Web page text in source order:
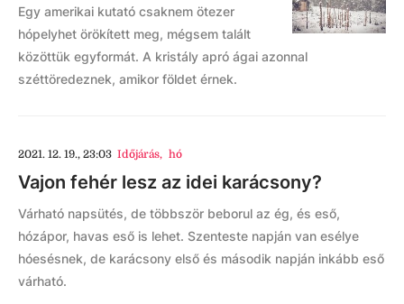
Egy amerikai kutató csaknem ötezer
hópelyhet örökített meg, mégsem talált
közöttük egyformát. A kristály apró ágai azonnal
széttöredeznek, amikor földet érnek.
2021. 12. 19., 23:03 Időjárás, hó
Vajon fehér lesz az idei karácsony?
Várható napsütés, de többször beborul az ég, és eső,
hózápor, havas eső is lehet. Szenteste napján van esélye
hóesésnek, de karácsony első és második napján inkább eső
várható.